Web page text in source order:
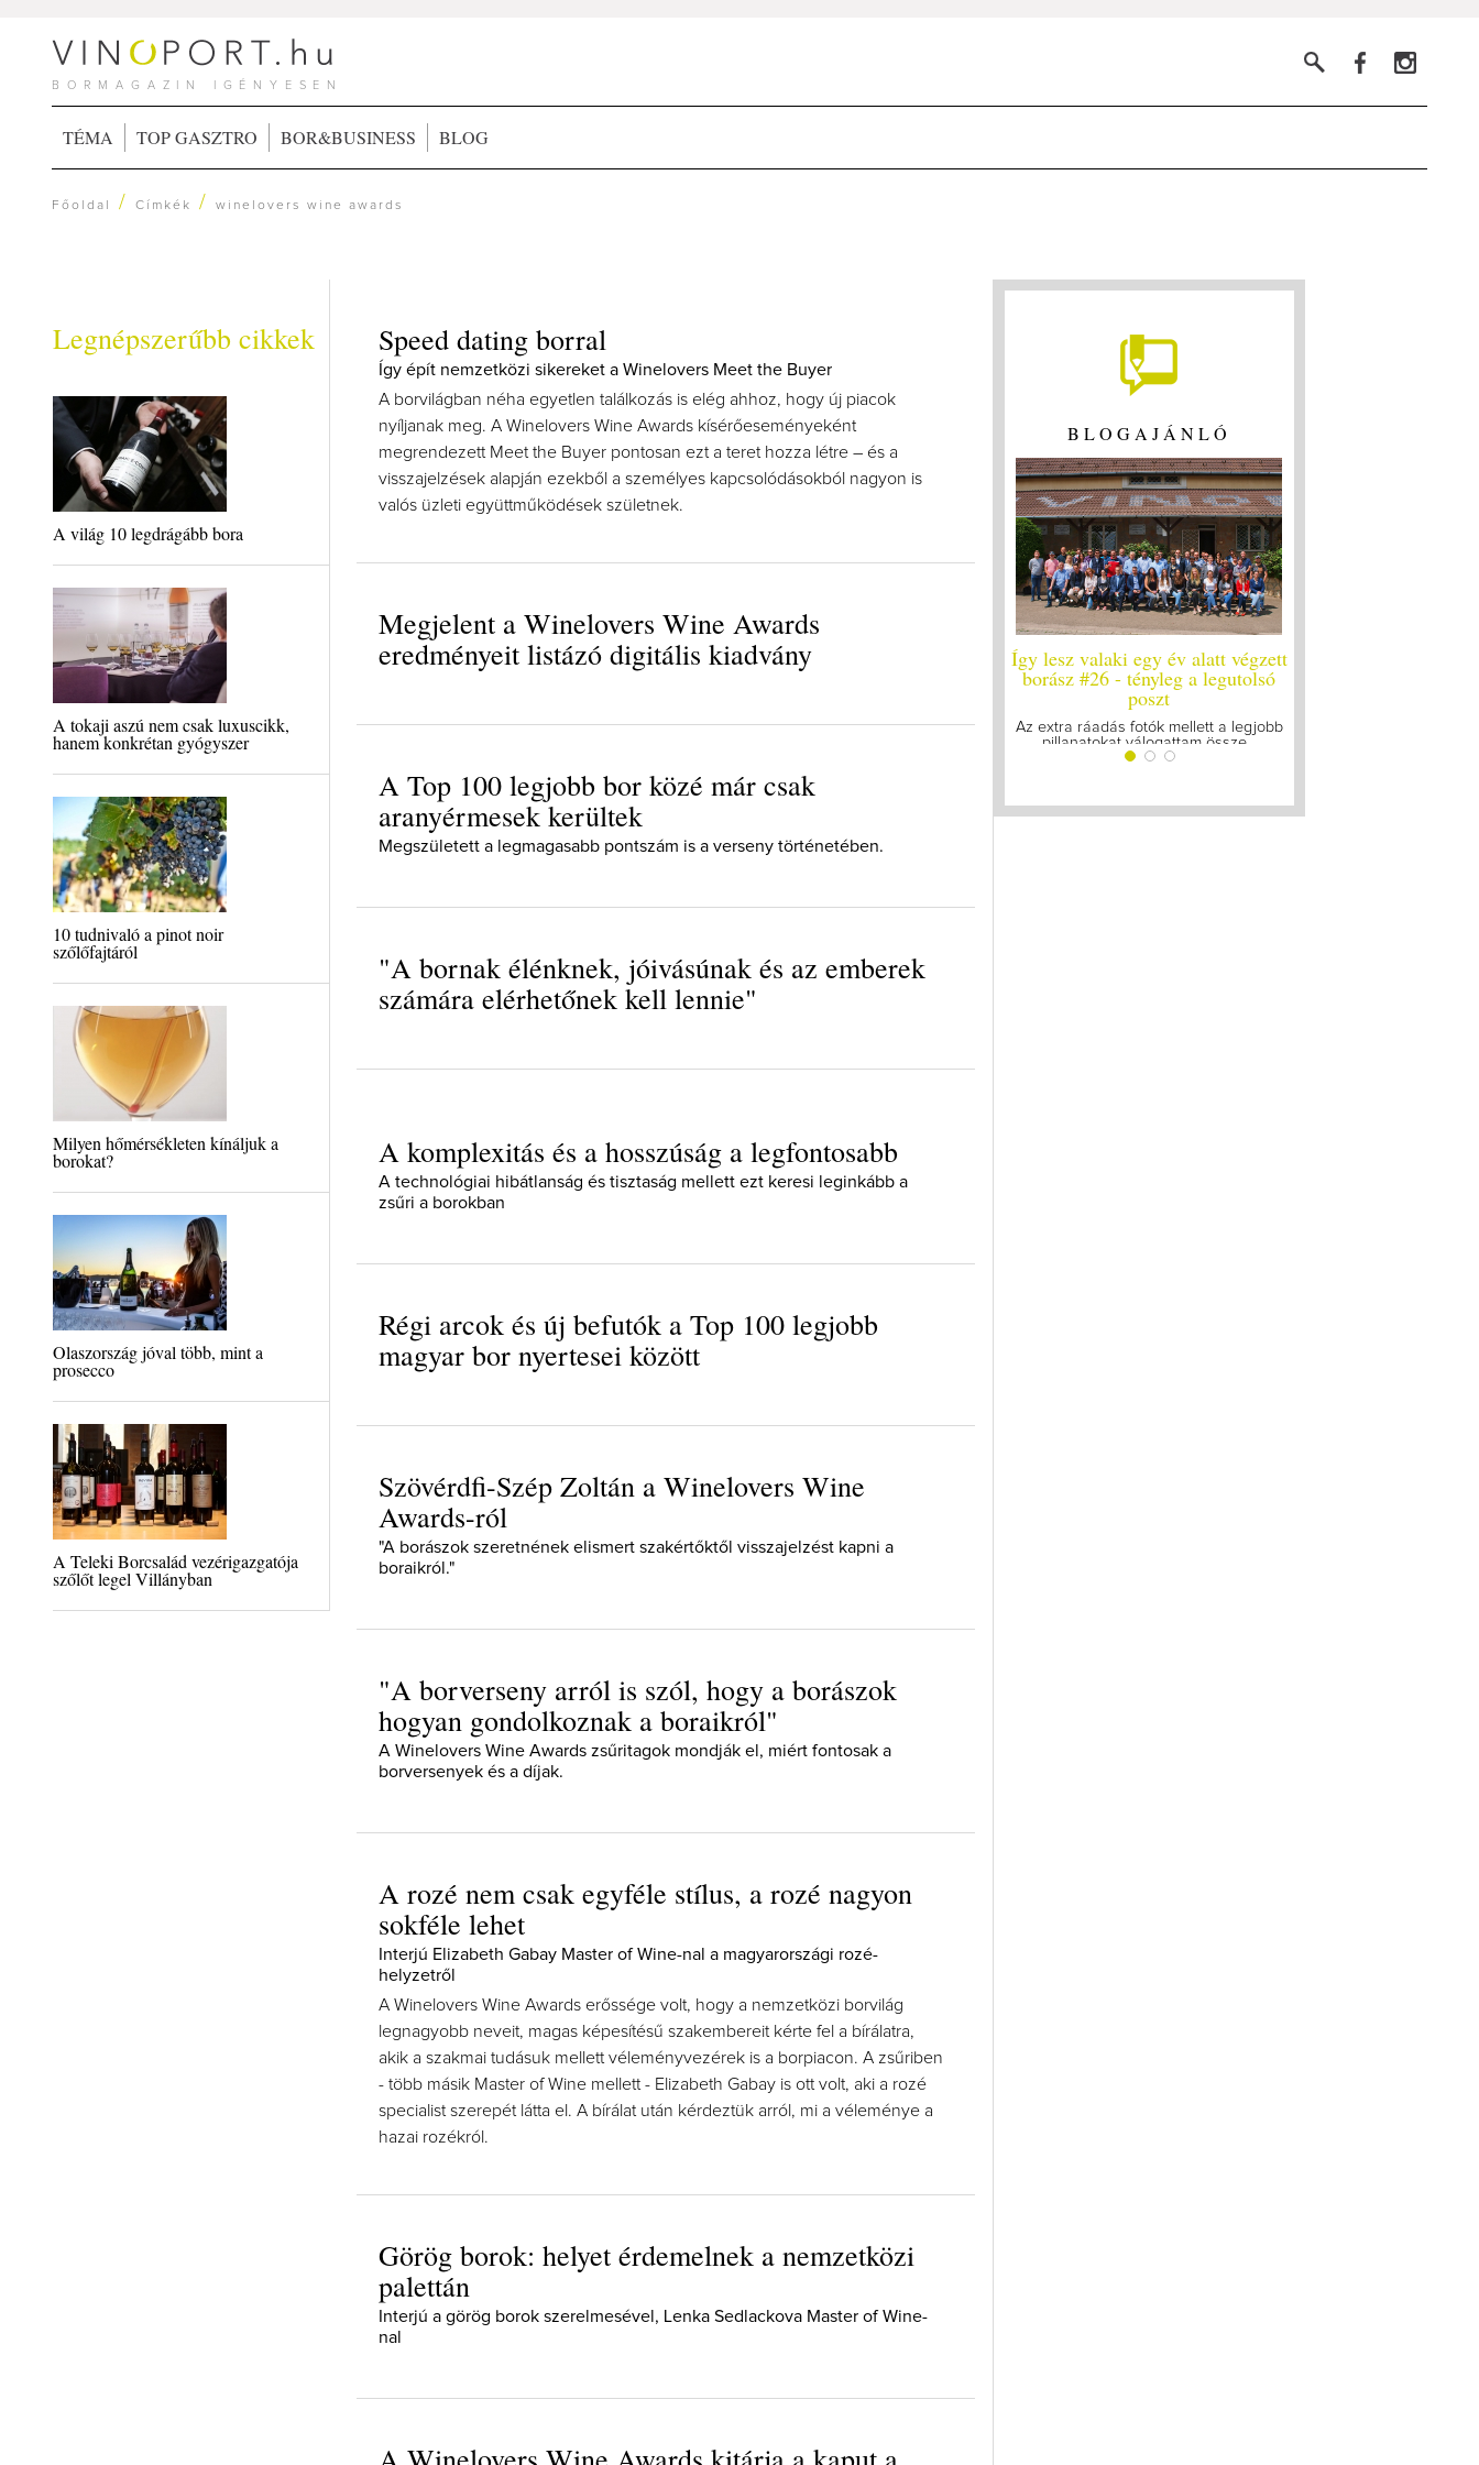
BORMAGAZIN IGÉNYESEN
TÉMA TOP GASZTRO BOR&BUSINESS BLOG
Főoldal /Címkék /winelovers wine awards
Legnépszerűbb cikkek
A világ 10 legdrágább bora
A tokaji aszú nem csak luxuscikk,
hanem konkrétan gyógyszer
10 tudnivaló a pinot noir
szőlőfajtáról
Milyen hőmérsékleten kínáljuk a
borokat?
Olaszország jóval több, mint a
prosecco
A Teleki Borcsalád vezérigazgatója
szőlőt legel Villányban
Speed dating borral
Így épít nemzetközi sikereket a Winelovers Meet the Buyer
A borvilágban néha egyetlen találkozás is elég ahhoz, hogy új piacok
nyíljanak meg. A Winelovers Wine Awards kísérőeseményeként
megrendezett Meet the Buyer pontosan ezt a teret hozza létre – és a
visszajelzések alapján ezekből a személyes kapcsolódásokból nagyon is
valós üzleti együttműködések születnek.
Megjelent a Winelovers Wine Awards
eredményeit listázó digitális kiadvány
A Top 100 legjobb bor közé már csak
aranyérmesek kerültek
Megszületett a legmagasabb pontszám is a verseny történetében.
"A bornak élénknek, jóivásúnak és az emberek
számára elérhetőnek kell lennie"
A komplexitás és a hosszúság a legfontosabb
A technológiai hibátlanság és tisztaság mellett ezt keresi leginkább a
zsűri a borokban
Régi arcok és új befutók a Top 100 legjobb
magyar bor nyertesei között
Szövérdfi-Szép Zoltán a Winelovers Wine
Awards-ról
"A borászok szeretnének elismert szakértőktől visszajelzést kapni a
boraikról."
"A borverseny arról is szól, hogy a borászok
hogyan gondolkoznak a boraikról"
A Winelovers Wine Awards zsűritagok mondják el, miért fontosak a
borversenyek és a díjak.
A rozé nem csak egyféle stílus, a rozé nagyon
sokféle lehet
Interjú Elizabeth Gabay Master of Wine-nal a magyarországi rozé-
helyzetről
A Winelovers Wine Awards erőssége volt, hogy a nemzetközi borvilág
legnagyobb neveit, magas képesítésű szakembereit kérte fel a bírálatra,
akik a szakmai tudásuk mellett véleményvezérek is a borpiacon. A zsűriben
- több másik Master of Wine mellett - Elizabeth Gabay is ott volt, aki a rozé
specialist szerepét látta el. A bírálat után kérdeztük arról, mi a véleménye a
hazai rozékról.
Görög borok: helyet érdemelnek a nemzetközi
palettán
Interjú a görög borok szerelmesével, Lenka Sedlackova Master of Wine-
nal
BLOGAJÁNLÓ
Így lesz valaki egy év alatt végzett
borász #26 - tényleg a legutolsó
Az extra ráadás fotók mellett a legjobb
pillanatokat válogattam össze...
Így lesz valaki egy év alatt
lázasan készülünk az utolsó...